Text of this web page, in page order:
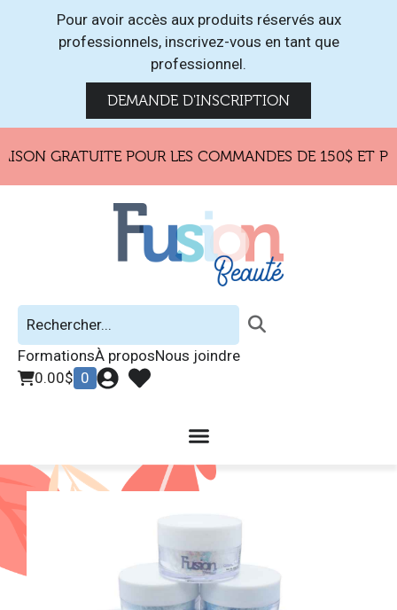
Pour avoir accès aux produits réservés aux
professionnels, inscrivez-vous en tant que
professionnel.
DEMANDE D'INSCRIPTION
GRATUITE POUR LES COMMANDES DE 150$ ET
FormationsÀ proposNous joindre
0.00$ 0